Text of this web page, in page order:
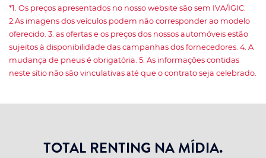
*1. Os preços apresentados no nosso website são sem IVA/IGIC.
2.As imagens dos veículos podem não corresponder ao modelo
oferecido. 3. as ofertas e os preços dos nossos automóveis estão
sujeitos à disponibilidade das campanhas dos fornecedores. 4. A
mudança de pneus é obrigatória. 5. As informações contidas
neste sítio não são vinculativas até que o contrato seja celebrado.
TOTAL RENTING NA MÍDIA.